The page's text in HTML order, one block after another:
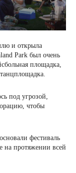
и открыла
Park был очень
площадка,
под угрозой,
чтобы
фестиваль
на протяжении всей